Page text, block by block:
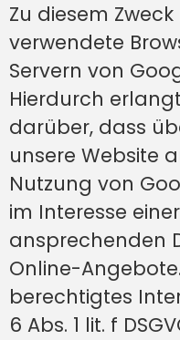
Zu diesem
verwendete
Servern von
Hierdurch
darüber, dass
unsere Website
Nutzung von
im Interesse
ansprechenden
Online-
berechtigtes
6 Abs. 1 lit. f